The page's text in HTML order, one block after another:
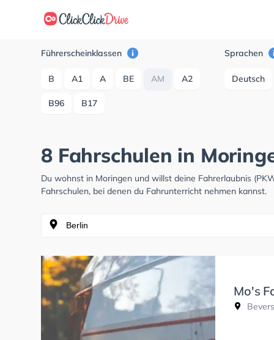
Führerscheinklassen
B A1 A BE AM A2
B96 B17
Sprachen
Deutsch
8 Fahrschulen in
Du wohnst in Moringen und willst deine Fahrerlaubnis
Fahrschulen, bei denen du Fahrunterricht nehmen kannst.
Mo's